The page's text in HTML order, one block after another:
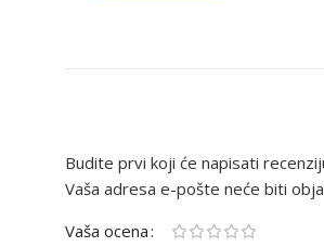
Budite prvi koji će napisati
Vaša adresa e-pošte neće biti
Vaša ocena